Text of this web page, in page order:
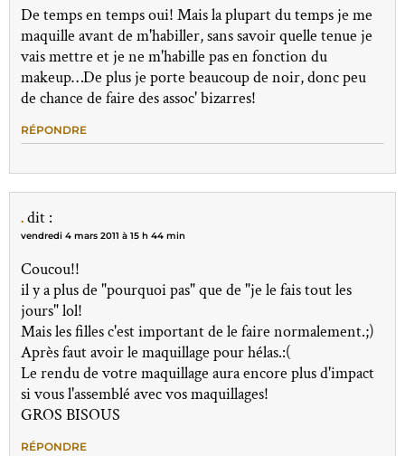
De temps en temps oui! Mais la plupart du temps je me
maquille avant de m'habiller, sans savoir quelle tenue je
vais mettre et je ne m'habille pas en fonction du
makeup…De plus je porte beaucoup de noir, donc peu
de chance de faire des assoc' bizarres!
RÉPONDRE
.dit :
vendredi 4 mars 2011 à 15 h 44 min
Coucou!!
il y a plus de "pourquoi pas" que de "je le fais tout les
jours" lol!
Mais les filles c'est important de le faire normalement.;)
Après faut avoir le maquillage pour hélas.:(
Le rendu de votre maquillage aura encore plus d'impact
si vous l'assemblé avec vos maquillages!
GROS BISOUS
RÉPONDRE